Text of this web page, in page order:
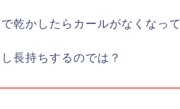
乾かしたらカールがなくなって
長持ちするのでは？